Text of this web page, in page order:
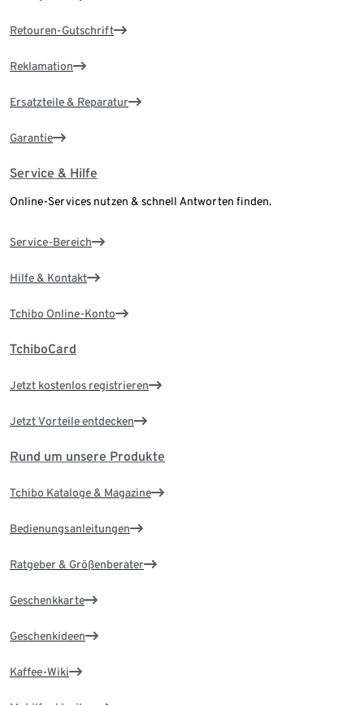
Retouren-Gutschrift
Reklamation
Ersatzteile & Reparatur
Garantie
Service & Hilfe
Online-Services nutzen & schnell Antworten finden.
Service-Bereich
Hilfe & Kontakt
Tchibo Online-Konto
TchiboCard
Jetzt kostenlos registrieren
Jetzt Vorteile entdecken
Rund um unsere Produkte
Tchibo Kataloge & Magazine
Bedienungsanleitungen
Ratgeber & Größenberater
Geschenkkarte
Geschenkideen
Kaffee-Wiki